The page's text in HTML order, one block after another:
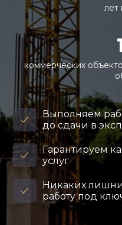
лет
коммерческих
Выполняем
до сдачи в
Гарантируем
услуг
Никаких
работу под